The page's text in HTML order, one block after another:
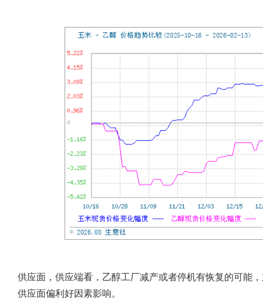
供应面， 供应端看，乙醇工厂减产或者停机有恢复的可能
供应面偏利好因素影响。